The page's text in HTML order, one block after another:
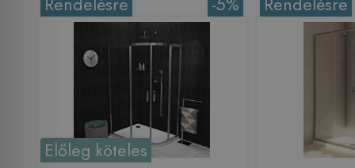
Előleg köteles